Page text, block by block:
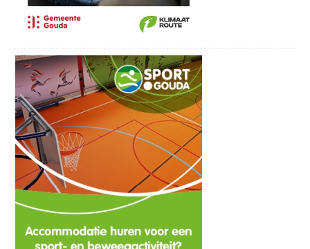
Net voor de snelweg sla je linksaf, waar je
na een paar minuten fietsen onder de
snelweg door kunt.
Je komt nu uit in Reeuwijk, en slaat in het
centrum linksaf, om helemaal terug naar
de Reeuwijkse plassen te fietsen.
Je volgt deze route de volgende
knooppunten: 29, 49, 48, 47, 50, 40, 41, 42,
43, 44, 45, 21 en 20.
Bastideroute (46 km)
Deze route is weer totaal anders dan die
langs de Reeuwijkse plassen, omdat je juist
door de polder fietst. Je komt ook door
Schoonhoven, de stad van de
zilvermuseum kunt bezoeken.